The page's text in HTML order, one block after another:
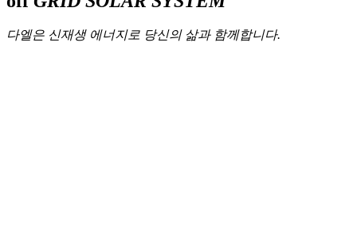
다엘은 신재생 에너지로 당신의 삶과 함께합니다.